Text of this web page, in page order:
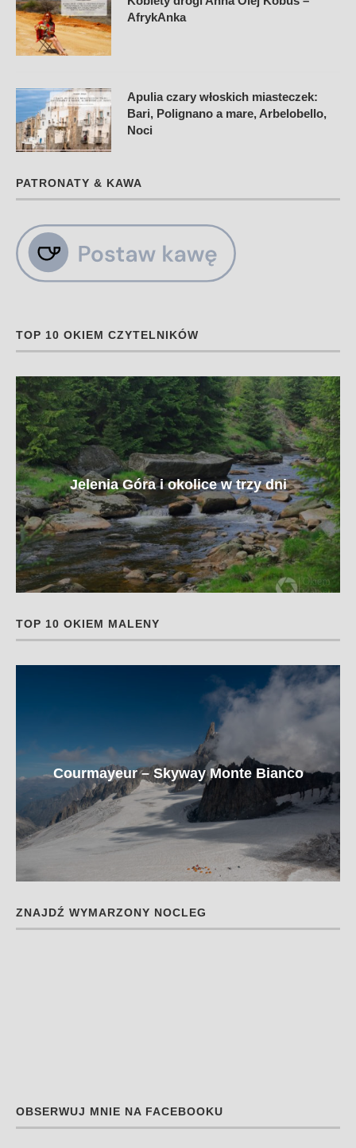
Kobiety drogi Anna Olej Kobus –
Apulia czary włoskich miasteczek:
Bari, Polignano a mare, Arbelobello,
PATRONATY & KAWA
TOP 10 OKIEM CZYTELNIKÓW
Jelenia Góra i okolice w trzy dni
TOP 10 OKIEM MALENY
Courmayeur – Skyway Monte Bianco
ZNAJDŹ WYMARZONY NOCLEG
OBSERWUJ MNIE NA FACEBOOKU